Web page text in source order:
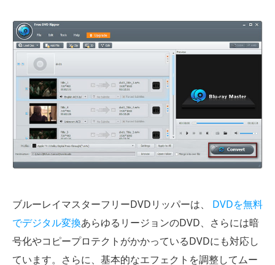
ブルーレイマスターフリーDVDリッパーは、 DVDを無料
でデジタル変換あらゆるリージョンのDVD、さらには暗
号化やコピープロテクトがかかっているDVDにも対応し
ています。さらに、基本的なエフェクトを調整してムー